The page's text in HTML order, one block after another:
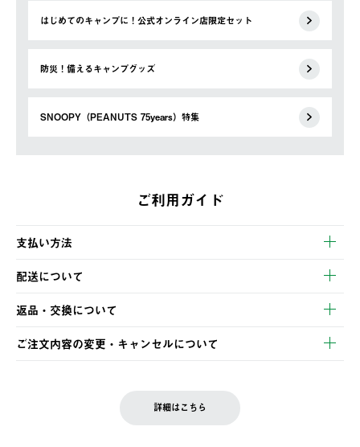
はじめてのキャンプに！公式オンライン店限定セット
防災！備えるキャンプグッズ
SNOOPY（PEANUTS 75years）特集
ご利用ガイド
支払い方法
以下のいずれかの方法でお支払いいただけます。
・クレジットカード決済
・コンビニ決済
・Pay-easy決済
配送について
【発送スケジュール】
ご注文・ご入金完了より2営業日以内に商品を発送いたします。
土日祝の発送はございませんので、木曜日以降のご注文は週明け
の発送となる場合がございます。
返品・交換について
※お客様都合の場合
お客様都合の返品にかかる送料は、お客様ご負担とさせていただ
ご注文内容の変更・キャンセルについて
LOGOS FAMILY会員の方は、会員マイページ内 購入履歴画面に
詳細はこちら